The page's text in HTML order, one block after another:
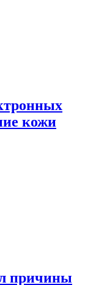
кожи
причины